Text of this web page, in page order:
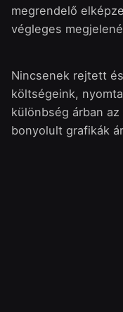
megrendelő
végleges
Nincsenek rejtett
költségeink,
különbség árban
bonyolult grafikák